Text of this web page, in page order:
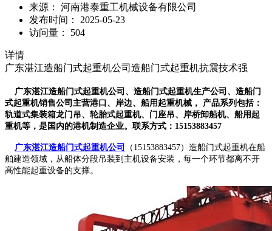
来源：
河南港泰重工机械设备有限公司
发布时间：
2025-05-23
访问量：
504
详情
广东湛江造船门式起重机公司造船门式起重机抗震技术强
广东湛江造船门式起重机公司、造船门式起重机生产公司、造船门
式起重机销售公司主营港口、岸边、船用起重机械， 产品系列包括：
轨道式集装箱龙门吊、轮胎式起重机、门座吊、岸桥卸船机、船用起
重机等，是国内的港机制造企业。联系方式：15153883457
广东湛江造船门式起重机公司
（15153883457）造船门式起重机在船
舶建造领域，从船体分段吊装到主机设备安装，每一个环节都离不开
高性能起重设备的支撑。